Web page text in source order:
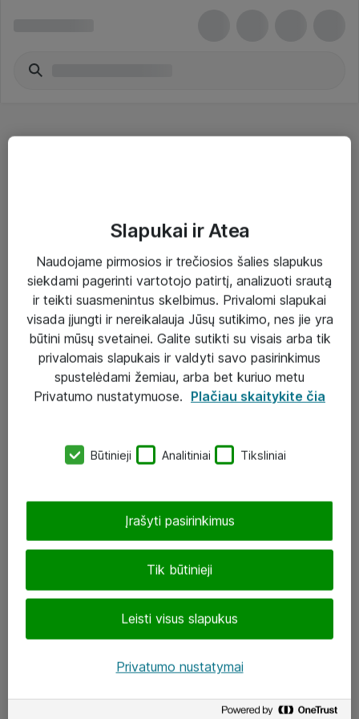
Sprendimai ir paslaugos
Paslaugos
Sprendimai
Įgyvendinti projektai
Atea ekspertų patarimai verslui
UAB „ATEA“
J. Rutkausko g. 6, Vilnius
Atea kontaktai
Aplankykite mus
Slapukai ir Atea
Naudojame pirmosios ir trečiosios šalies slapukus
siekdami pagerinti vartotojo patirtį, analizuoti srautą
ir teikti suasmenintus skelbimus. Privalomi slapukai
visada įjungti ir nereikalauja Jūsų sutikimo, nes jie yra
būtini mūsų svetainei. Galite sutikti su visais arba tik
privalomais slapukais ir valdyti savo pasirinkimus
spustelėdami žemiau, arba bet kuriuo metu
Privatumo nustatymuose. Plačiau skaitykite čia
Būtinieji Analitiniai Tiksliniai
Tik būtinieji
Leisti visus slapukus
Įrašyti pasirinkimus
Privatumo nustatymai